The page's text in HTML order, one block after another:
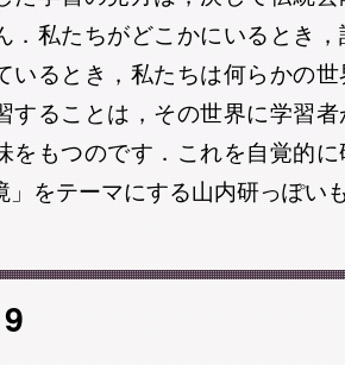
．私たちがどこかにいるとき
いるとき，私たちは何らかの
することは，その世界に学習
をもつのです．これを自覚的
」をテーマにする山内研っぽい